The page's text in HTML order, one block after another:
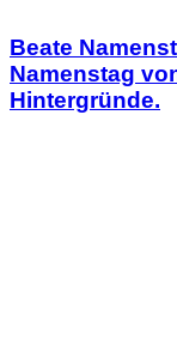
Beate
Namenstag
Hintergründe.